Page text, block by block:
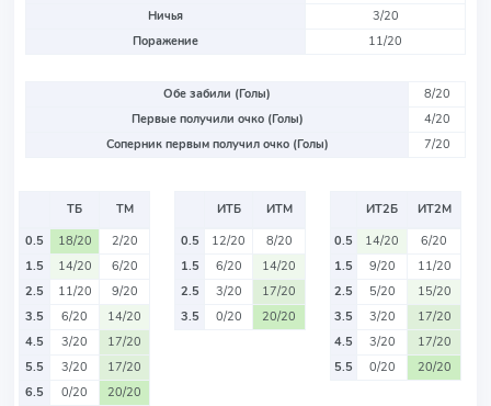
Ничья
3/20
Поражение
11/20
Обе забили (Голы)
8/20
Первые получили очко (Голы)
4/20
Соперник первым получил очко (Голы)
7/20
ТБ
ТМ
0.5
18/20
2/20
1.5
14/20
6/20
2.5
11/20
9/20
3.5
6/20
14/20
4.5
3/20
17/20
5.5
3/20
17/20
6.5
0/20 20/20
ИТБ
ИТМ
0.5
12/20
8/20
1.5
6/20
14/20
2.5
3/20
17/20
3.5
0/20 20/20
ИТ2Б
ИТ2М
0.5
14/20
6/20
1.5
9/20
11/20
2.5
5/20
15/20
3.5
3/20
17/20
4.5
3/20
17/20
5.5
0/20 20/20